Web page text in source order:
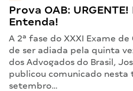
Prova OAB:
Entenda!
A 2ª fase do XXXI Exame
de ser adiada pela quinta
dos Advogados do Brasil,
publicou comunicado nesta
setembro…